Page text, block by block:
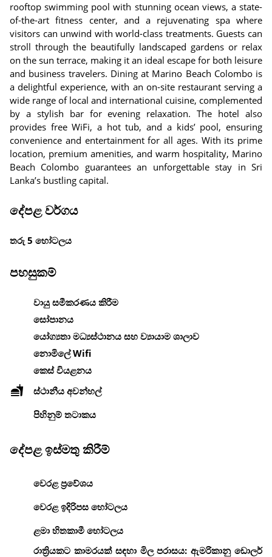
rooftop swimming pool with stunning ocean views, a state-
of-the-art fitness center, and a rejuvenating spa where
visitors can unwind with world-class treatments. Guests can
stroll through the beautifully landscaped gardens or relax
on the sun terrace, making it an ideal escape for both leisure
and business travelers. Dining at Marino Beach Colombo is
a delightful experience, with an on-site restaurant serving a
wide range of local and international cuisine, complemented
by a stylish bar for evening relaxation. The hotel also
provides free WiFi, a hot tub, and a kids’ pool, ensuring
convenience and entertainment for all ages. With its prime
location, premium amenities, and warm hospitality, Marino
Beach Colombo guarantees an unforgettable stay in Sri
Lanka’s bustling capital.
දේපළ වර්ගය
තරු 5 හෝටලය
පහසුකම්
වායු සමීකරණය කිරීම
සෝපානය
යෝග්‍යතා මධ්‍යස්ථානය සහ ව්‍යායාම ශාලාව
නොමිලේ Wifi
කෙස් වියළනය
ස්ථානීය අවන්හල්
පිහිනුම් තටාකය
දේපළ ඉස්මතු කිරීම්
වෙරළ ප්‍රවේශය
වෙරළ ඉදිරිපස හෝටලය
ළමා හිතකාමී හෝටලය
රාත්‍රියකට කාමරයක් සඳහා මිල පරාසය: ඇමරිකානු ඩොලර්